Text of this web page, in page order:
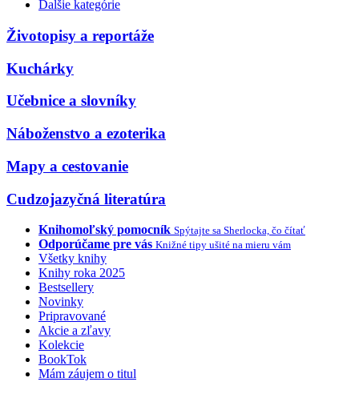
Ďalšie kategórie
Životopisy a reportáže
Kuchárky
Učebnice a slovníky
Náboženstvo a ezoterika
Mapy a cestovanie
Cudzojazyčná literatúra
Knihomoľský pomocník Spýtajte sa Sherlocka, čo čítať
Odporúčame pre vás Knižné tipy ušité na mieru vám
Všetky knihy
Knihy roka 2025
Bestsellery
Novinky
Pripravované
Akcie a zľavy
Kolekcie
BookTok
Mám záujem o titul